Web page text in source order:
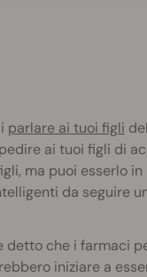
parlare ai tuoi figli
ai tuoi figli di
ma puoi esserlo
da seguire
che i farmaci
iniziare a